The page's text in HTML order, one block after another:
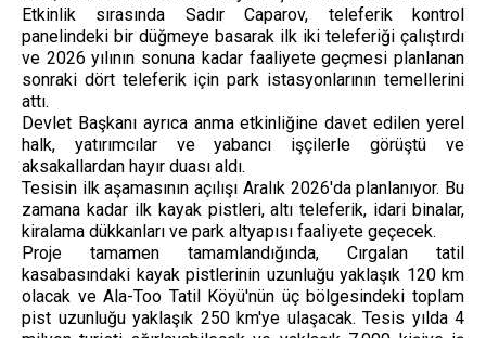
Etkinlik sırasında Sadır Caparov, teleferik kontrol
panelindeki bir düğmeye basarak ilk iki teleferiği çalıştırdı
ve 2026 yılının sonuna kadar faaliyete geçmesi planlanan
sonraki dört teleferik için park istasyonlarının temellerini
attı.
Devlet Başkanı ayrıca anma etkinliğine davet edilen yerel
halk, yatırımcılar ve yabancı işçilerle görüştü ve
aksakallardan hayır duası aldı.
Tesisin ilk aşamasının açılışı Aralık 2026'da planlanıyor. Bu
zamana kadar ilk kayak pistleri, altı teleferik, idari binalar,
kiralama dükkanları ve park altyapısı faaliyete geçecek.
Proje tamamen tamamlandığında, Cırgalan tatil
kasabasındaki kayak pistlerinin uzunluğu yaklaşık 120 km
olacak ve Ala-Too Tatil Köyü'nün üç bölgesindeki toplam
pist uzunluğu yaklaşık 250 km'ye ulaşacak. Tesis yılda 4